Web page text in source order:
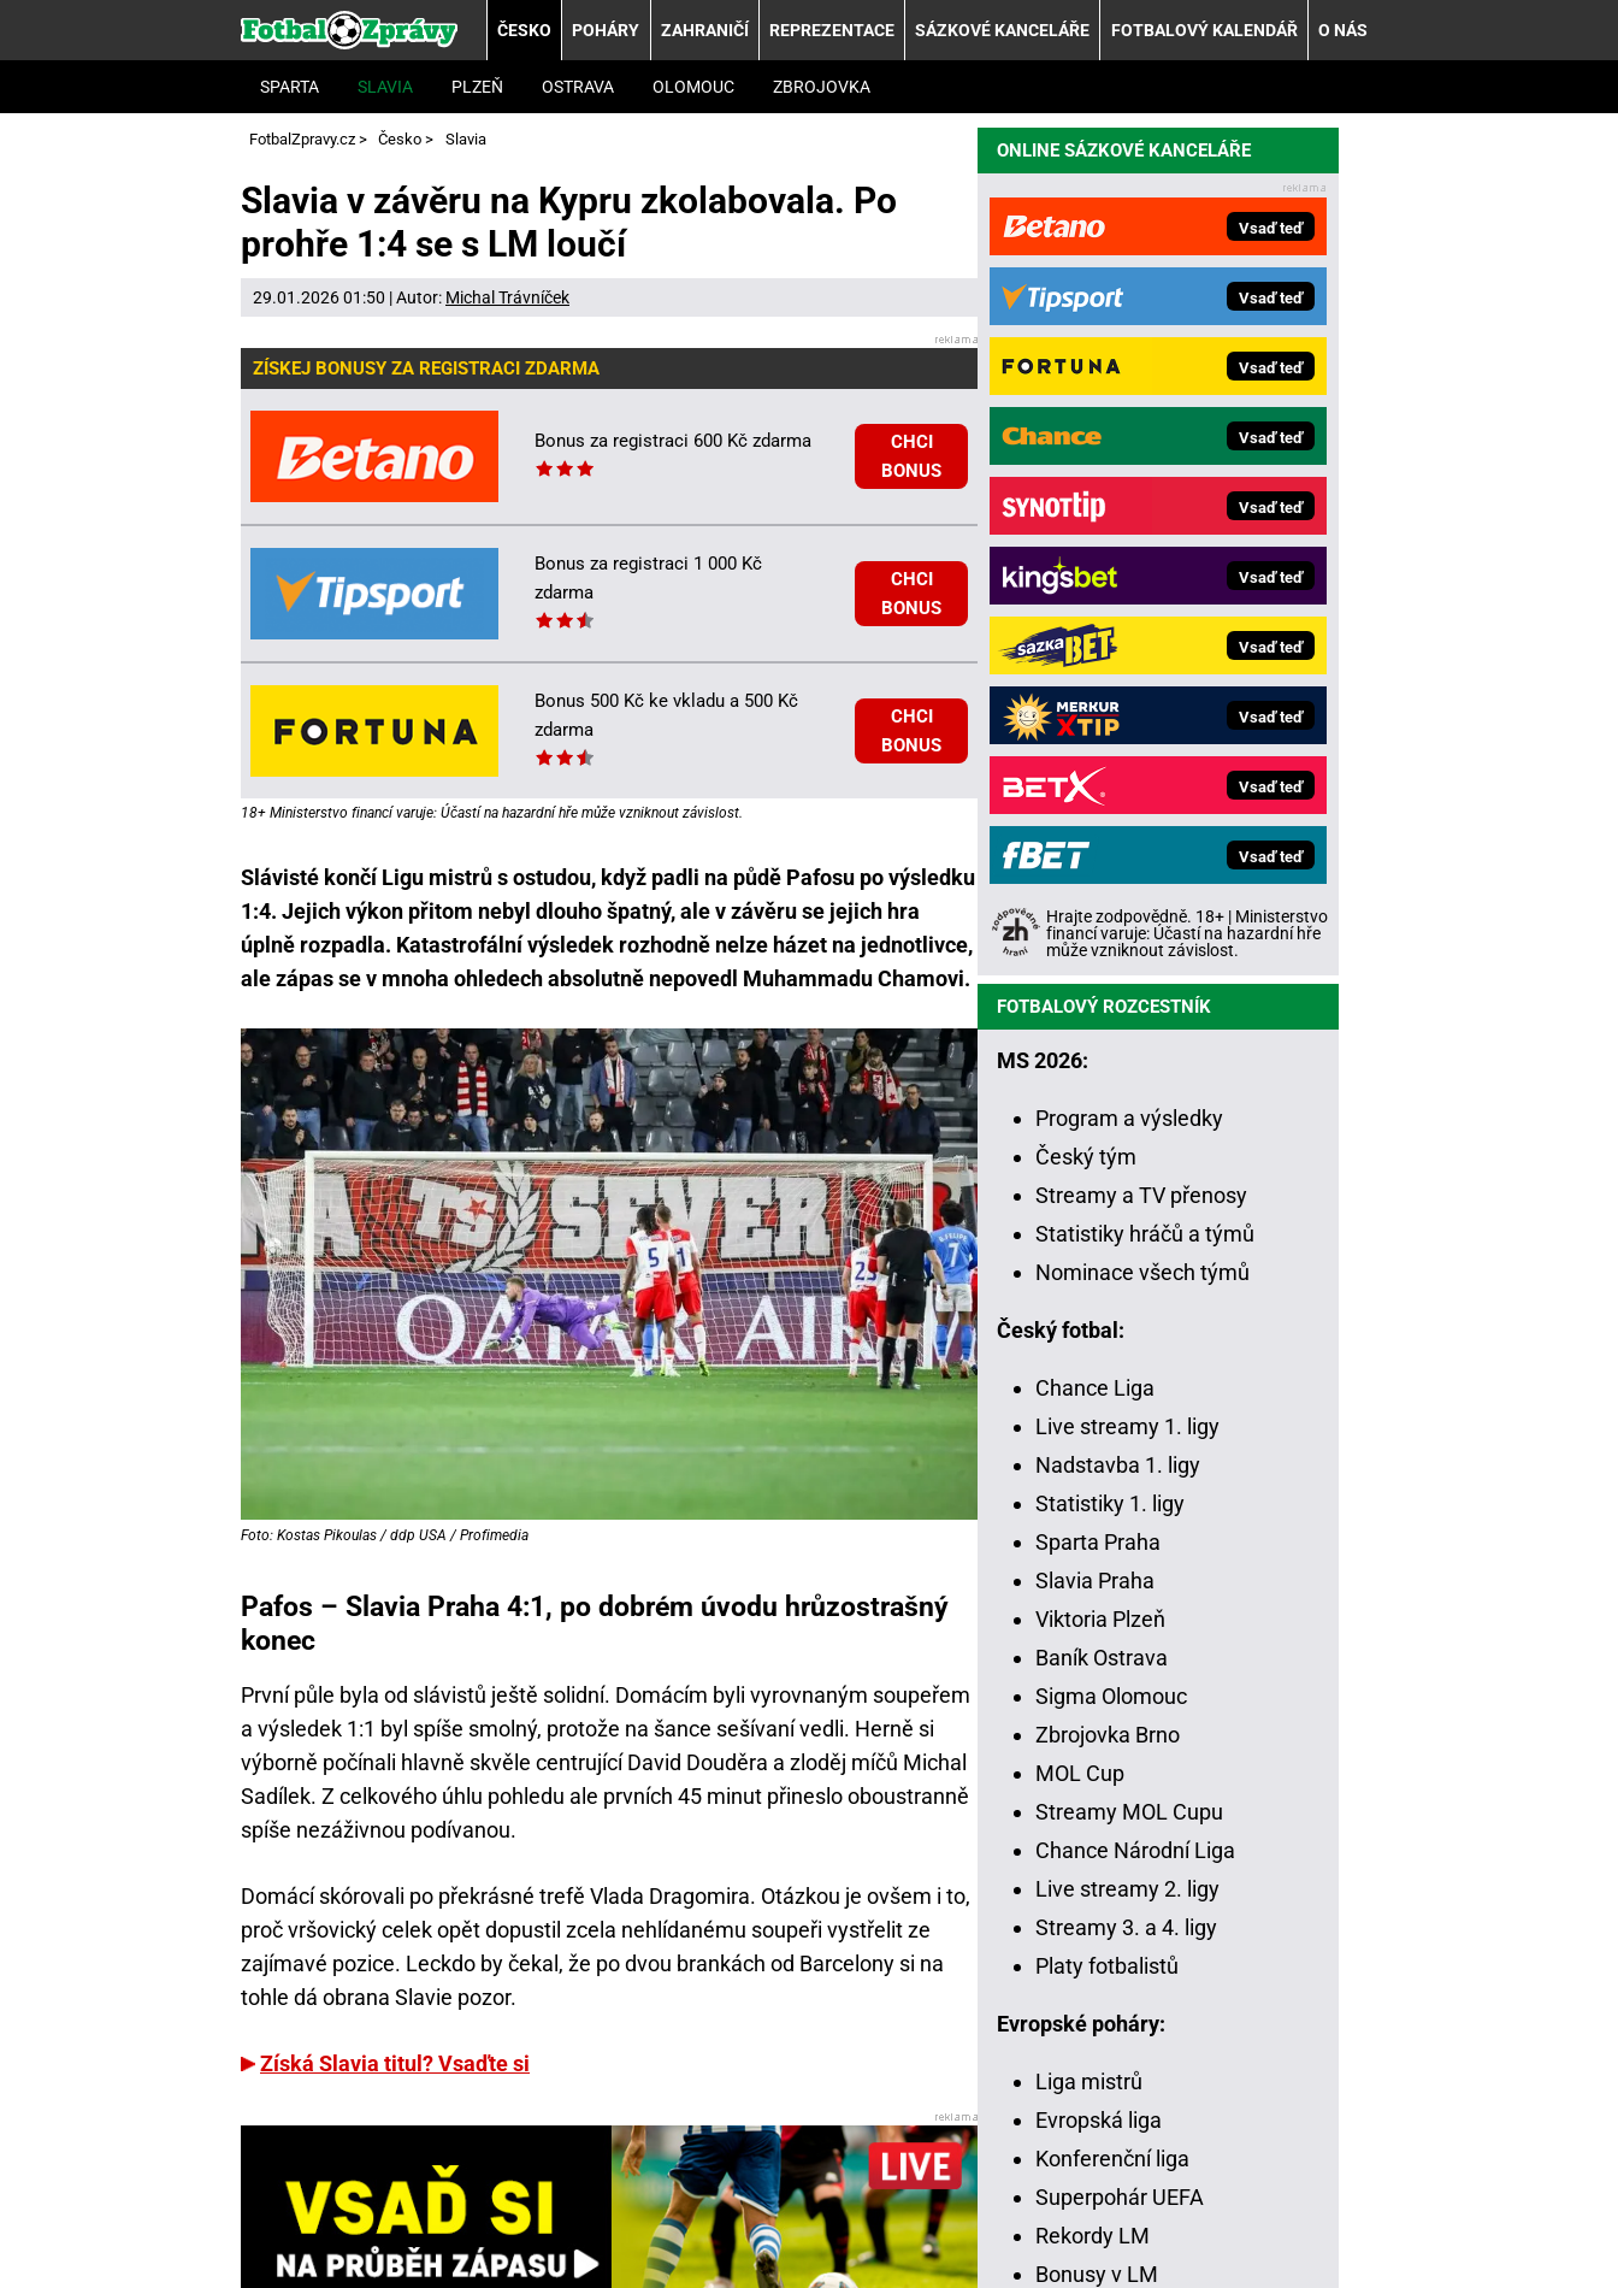
ČESKO
SPARTA SLAVIA PLZEŇ OSTRAVA OLOMOUC ZBROJOVKA
POHÁRY ZAHRANIČÍ REPREZENTACE SÁZKOVÉ KANCELÁŘE FOTBALOVÝ KALENDÁŘ O NÁS
FotbalZpravy.cz > Česko > Slavia
Slavia v závěru na Kypru zkolabovala. Po
prohře 1:4 se s LM loučí
29.01.2026 01:50 | Autor: Michal Trávníček
ZÍSKEJ BONUSY ZA REGISTRACI ZDARMA
Bonus za registraci 600 Kč zdarma
CHCI
BONUS
Bonus za registraci 1 000 Kč
zdarma
CHCI
BONUS
Bonus 500 Kč ke vkladu a 500 Kč
zdarma
CHCI
BONUS
18+ Ministerstvo financí varuje: Účastí na hazardní hře může vzniknout závislost.
Slávisté končí Ligu mistrů s ostudou, když padli na půdě Pafosu po výsledku
1:4. Jejich výkon přitom nebyl dlouho špatný, ale v závěru se jejich hra
úplně rozpadla. Katastrofální výsledek rozhodně nelze házet na jednotlivce,
ale zápas se v mnoha ohledech absolutně nepovedl Muhammadu Chamovi.
Foto: Kostas Pikoulas / ddp USA / Profimedia
Pafos – Slavia Praha 4:1, po dobrém úvodu hrůzostrašný
konec
První půle byla od slávistů ještě solidní. Domácím byli vyrovnaným soupeřem
a výsledek 1:1 byl spíše smolný, protože na šance sešívaní vedli. Herně si
výborně počínali hlavně skvěle centrující David Douděra a zloděj míčů Michal
Sadílek. Z celkového úhlu pohledu ale prvních 45 minut přineslo oboustranně
spíše nezáživnou podívanou.
Domácí skórovali po překrásné trefě Vlada Dragomira. Otázkou je ovšem i to,
proč vršovický celek opět dopustil zcela nehlídanému soupeři vystřelit ze
zajímavé pozice. Leckdo by čekal, že po dvou brankách od Barcelony si na
tohle dá obrana Slavie pozor.
Získá Slavia titul? Vsaďte si
ONLINE SÁZKOVÉ KANCELÁŘE
Vsaď teď
Vsaď teď
Vsaď teď
Vsaď teď
Vsaď teď
Vsaď teď
Vsaď teď
Vsaď teď
Vsaď teď
Vsaď teď
Hrajte zodpovědně. 18+ | Ministerstvo
financí varuje: Účastí na hazardní hře
může vzniknout závislost.
FOTBALOVÝ ROZCESTNÍK
MS 2026:
Program a výsledky
Český tým
Streamy a TV přenosy
Statistiky hráčů a týmů
Nominace všech týmů
Český fotbal:
Chance Liga
Live streamy 1. ligy
Nadstavba 1. ligy
Statistiky 1. ligy
Sparta Praha
Slavia Praha
Viktoria Plzeň
Baník Ostrava
Sigma Olomouc
Zbrojovka Brno
MOL Cup
Streamy MOL Cupu
Chance Národní Liga
Live streamy 2. ligy
Streamy 3. a 4. ligy
Platy fotbalistů
Evropské poháry:
Liga mistrů
Evropská liga
Konferenční liga
Superpohár UEFA
Rekordy LM
Bonusy v LM